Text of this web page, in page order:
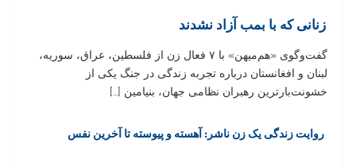
زنانی که با بمب آزاد نشدند
گفت‌وگوی «هم‌‏میهن» با ۷ فعال زن از فلسطین، عراق، سوریه،
لبنان و افغانستان درباره تجربه زندگی در جنگ یکی از
خشونت‌بارترین رهبران نظامی جهان، بنیامین […]
روایت زندگی یک زن ناشر: آهسته و پیوسته تا آخرین نفس